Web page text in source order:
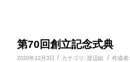
第70回創立記念式典
2020年12月3日 / カテゴリ: 渡辺組 / 作成者: